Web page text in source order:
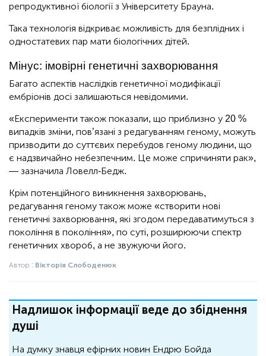
репродуктивної біології з Університету Брауна.
Така технологія відкриває можливість для безплідних і
одностатевих пар мати біологічних дітей.
Мінус: імовірні генетичні захворювання
Багато аспектів наслідків генетичної модифікації
ембріонів досі залишаються невідомими.
«Експерименти також показали, що приблизно у 20 %
випадків зміни, пов’язані з редагуванням геному, можуть
призводити до суттєвих перебудов геному людини, що
є надзвичайно небезпечним. Це може спричиняти рак»,
— зазначила Ловелл-Бедж.
Крім потенційного виникнення захворювань,
редагування геному також може «створити нові
генетичні захворювання, які згодом передаватимуться з
покоління в покоління», по суті, розширюючи спектр
генетичних хвороб, а не звужуючи його.
Автор : Вікторія Слободенюк
Надлишок інформації веде до збіднення
душі
На думку знавця ефірних новин Ендрю Бойда